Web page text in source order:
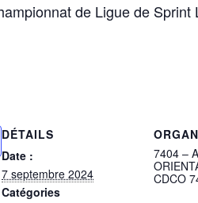
de Ligue de
DÉTAILS
Date :
7 septembre 2024
Catégories
7404 –
CDCO